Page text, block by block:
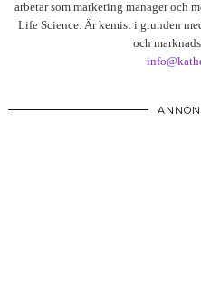
arbetar som marketing manager och
Life Science. Är kemist i grunden
och